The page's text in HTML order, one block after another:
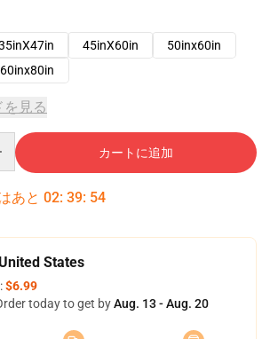
45inX60in
50inx60in
60inx80in
を見る
カートに追加
あと 02: 39: 53
States
$6.99
today to get byAug. 13 - Aug. 20